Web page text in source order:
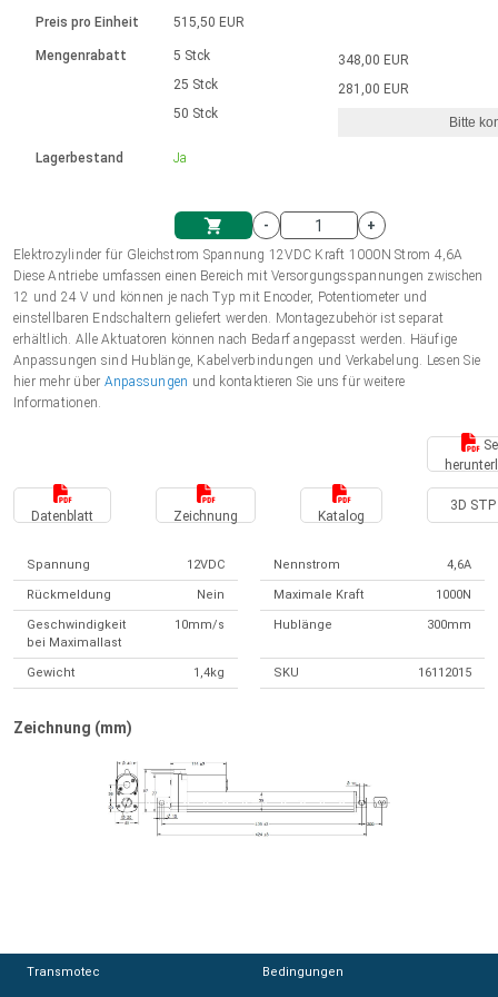
Einheitssystem
Einkaufswagen
Hubmagnete
230 - 50 Hz | 110 - 60 Hz
Drehzahlregelung für die AIS-Serie
Bürstenlose Gleichstrommotoren
mit Planetengetriebe und internem
Ø 28-42| 1-1400 rpm | <= 290Ncm
Bürstenlose DC Motor Controller
Gleichstrommotoren mit
Schneckengetriebe und Bürsten
Ø43-124mm | 31-425rpm | ≤ 41Nm
Treiber für Gleichstrommotoren mit
Synchron-Asynchron | für 1-4 Elektrozylinder
Synchron-Asynchron | für 1-4 Elektrozylinder
Français (EUR)
Polski (EUR)
Norsk (NOK)
Suomi (EUR)
Preis pro Einheit
Mengenrabatt
Lagerbestand
515,50 EUR
5 Stck
25 Stck
50 Stck
Ja
348,00 EUR
281,00 EUR
Bitte
-
+
Elektrozylinder für Gleichstrom Spannung 12VDC Kraft 1000N Strom 4,6A
Diese Antriebe umfassen einen Bereich mit Versorgungsspannungen zwischen
12 und 24 V und können je nach Typ mit Encoder, Potentiometer und
einstellbaren Endschaltern geliefert werden. Montagezubehör ist separat
erhältlich. Alle Aktuatoren können nach Bedarf angepasst werden. Häufige
Anpassungen sind Hublänge, Kabelverbindungen und Verkabelung. Lesen Sie
hier mehr über Anpassungen und kontaktieren Sie uns für weitere
Informationen.
Datenblatt Zeichnung Katalog
3D STP
Spannung 12VDC Nennstrom 4,6A
Rückmeldung Nein Maximale Kraft 1000N
Geschwindigkeit
bei Maximallast
10mm/s Hublänge 300mm
Gewicht 1,4kg SKU 16112015
Zeichnung (mm)
Transmotec Bedingungen
Transmotec Bedingungen